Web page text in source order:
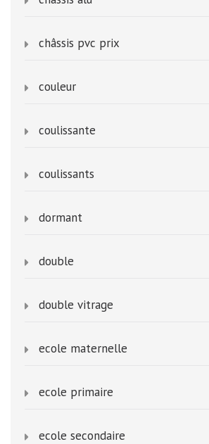
châssis pvc prix
couleur
coulissante
coulissants
dormant
double
double vitrage
ecole maternelle
ecole primaire
ecole secondaire